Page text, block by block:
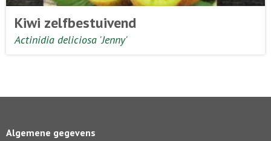
Kiwi zelfbestuivend
Actinidia deliciosa 'Jenny'
Algemene gegevens